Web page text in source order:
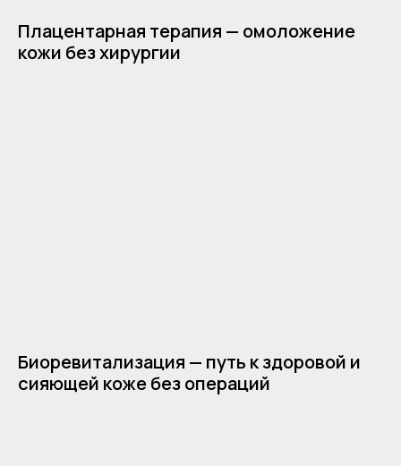
Плацентарная терапия — омоложение
кожи без хирургии
Биоревитализация — путь к здоровой и
сияющей коже без операций
Настройка файлов cookie